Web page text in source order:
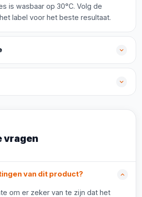
is wasbaar op 30°C. Volg de
label voor het beste resultaat.
vragen
van dit product?
om er zeker van te zijn dat het